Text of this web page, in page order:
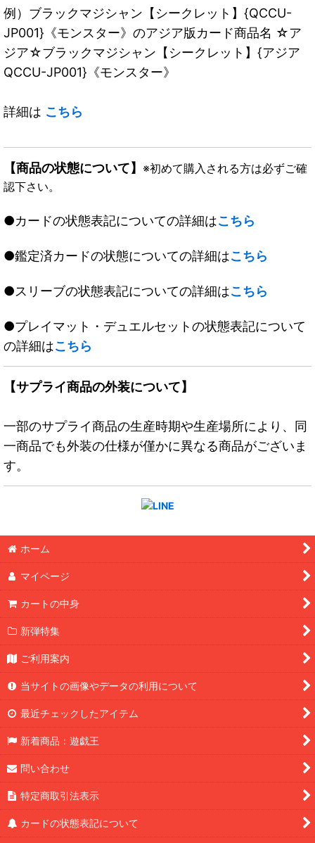
例）ブラックマジシャン【シークレット】{QCCU-
JP001}《モンスター》のアジア版カード商品名 ☆ア
ジア☆ブラックマジシャン【シークレット】{アジア
QCCU-JP001}《モンスター》
詳細は こちら
【商品の状態について】 ※初めて購入される方は必ずご確
認下さい。
●カードの状態表記についての詳細はこちら
●鑑定済カードの状態についての詳細はこちら
●スリーブの状態表記についての詳細はこちら
●プレイマット・デュエルセットの状態表記について
の詳細はこちら
【サプライ商品の外装について】
一部のサプライ商品の生産時期や生産場所により、同
一商品でも外装の仕様が僅かに異なる商品がございま
す。
ホーム
マイページ
カートの中身
新弾特集
ご利用案内
当サイトの画像やデータの利用について
最近チェックしたアイテム
新着商品：遊戯王
問い合わせ
特定商取引法表示
カードの状態表記について